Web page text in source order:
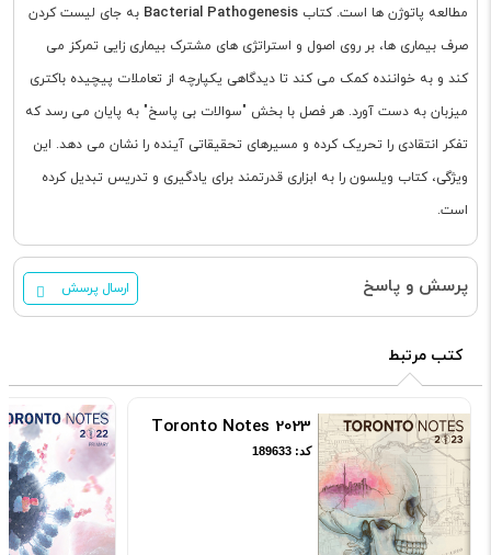
مطالعه پاتوژن ها است. کتاب Bacterial Pathogenesis به جای لیست کردن
صرف بیماری ها، بر روی اصول و استراتژی های مشترک بیماری زایی تمرکز می
کند و به خواننده کمک می کند تا دیدگاهی یکپارچه از تعاملات پیچیده باکتری
میزبان به دست آورد. هر فصل با بخش "سوالات بی پاسخ" به پایان می رسد که
تفکر انتقادی را تحریک کرده و مسیرهای تحقیقاتی آینده را نشان می دهد. این
ویژگی، کتاب ویلسون را به ابزاری قدرتمند برای یادگیری و تدریس تبدیل کرده
است.
پرسش و پاسخ ارسال پرسش
کتب مرتبط
Toronto Notes 2023
کد: 189633